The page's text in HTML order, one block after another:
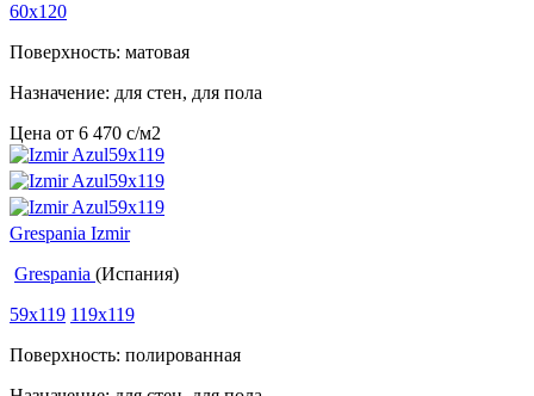
60x120
Поверхность: матовая
Назначение: для стен, для пола
Цена от 6 470 c/м2
Grespania Izmir
Grespania (Испания)
59x119 119x119
Поверхность: полированная